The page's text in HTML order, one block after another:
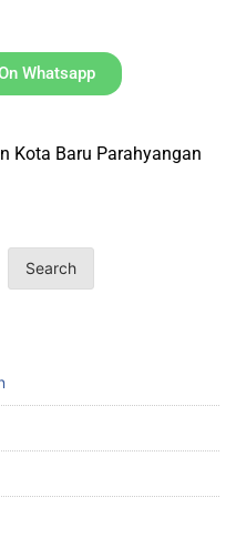
Whatsapp
Kota Baru Parahyangan
Search